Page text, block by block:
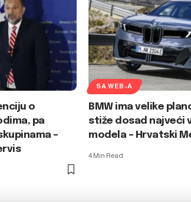
o
pa
–
SA WEB-A
BMW ima velike
stiže dosad najveći
modela – Hrvatski
4 Min Read